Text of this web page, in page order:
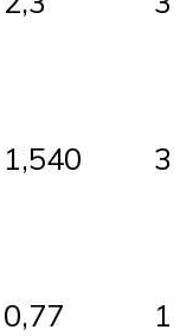
1,540 3
0,77 1